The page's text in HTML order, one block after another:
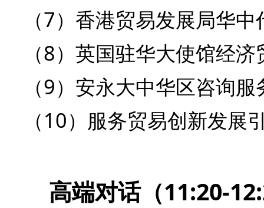
（7）香港贸易发展局华
（8）英国驻华大使馆经
（9）安永大中华区咨询
（10）服务贸易创新发展
高端对话（11:20-